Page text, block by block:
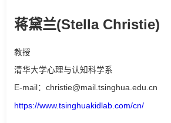
蒋黛兰(Stella Christie)
教授
清华大学心理与认知科学系
E-mail：christie@mail.tsinghua.edu.cn
https://www.tsinghuakidlab.com/cn/